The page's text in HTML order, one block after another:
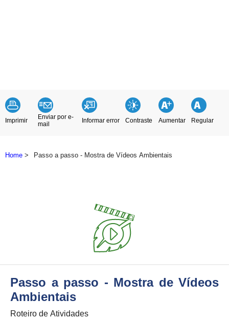
Imprimir
Enviar por e-
mail
Informar error Contraste Aumentar Regular
Home > Passo a passo - Mostra de Vídeos Ambientais
Passo a passo - Mostra de Vídeos
Ambientais
Roteiro de Atividades